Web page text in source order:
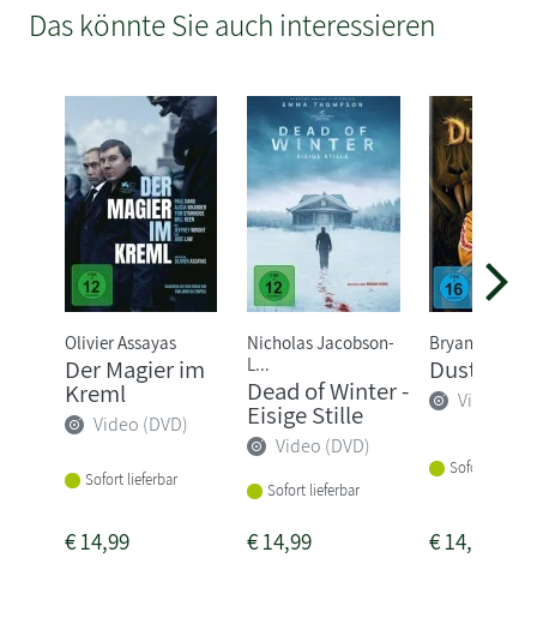
Das könnte Sie auch interessieren
Olivier Assayas
Der Magier im
Kreml
Video (DVD)
Sofort lieferbar
€14,99
Nicholas Jacobson-
L...
Dead of Winter -
Eisige Stille
Video (DVD)
Sofort lieferbar
€14,99
Bryan Fuller
Dust
Video
Sofort
€14,99